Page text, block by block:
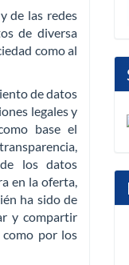
de las redes
de diversa
como al
de datos
legales y
base el
los datos
en la oferta,
ha sido de
y compartir
por los